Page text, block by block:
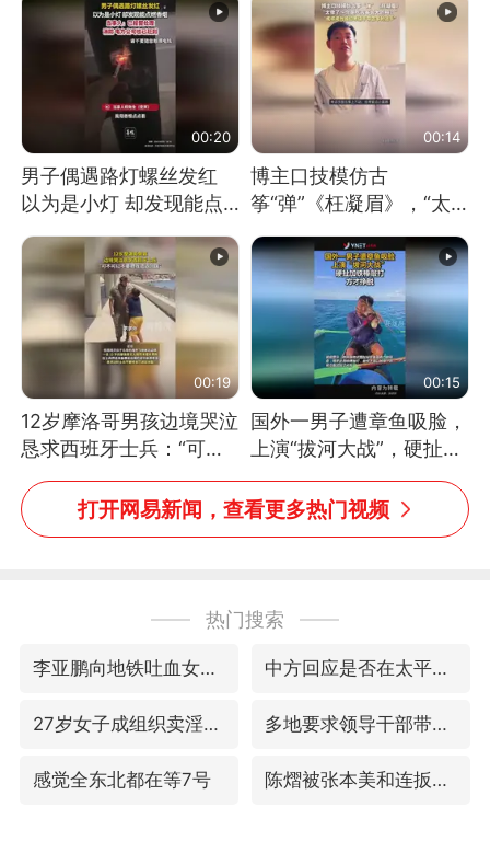
消息）
00:20
男子偶遇路灯螺丝发红
以为是小灯 却发现能点
燃香烟 当事人：已报警
处理
00:14
博主口技模仿古
筝“弹”《枉凝眉》，“太
像了～你是吃古筝长大的
吗？”“或将成为首位考级
不带古筝的选手。”（来
源：新华每日电讯）
00:19
12岁摩洛哥男孩边境哭泣
恳求西班牙士兵：“可不
可以不要把我遣返回国”
00:15
国外一男子遭章鱼吸脸，
上演“拔河大战”，硬扯加
铁棒敲打方才挣脱
打开网易新闻，查看更多热门视频
热门搜索
李亚鹏向地铁吐血女孩捐99999元 中方回应是否在太平洋海底开采稀土
27岁女子成组织卖淫集团主犯被通缉 多地要求领导干部带头休假
感觉全东北都在等7号 陈熠被张本美和连扳三局逆转